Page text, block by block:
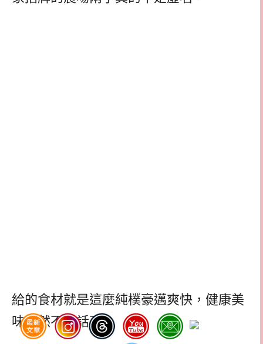
給的食材就是這麼純樸豪邁爽快，健康美
味當然不在話下。